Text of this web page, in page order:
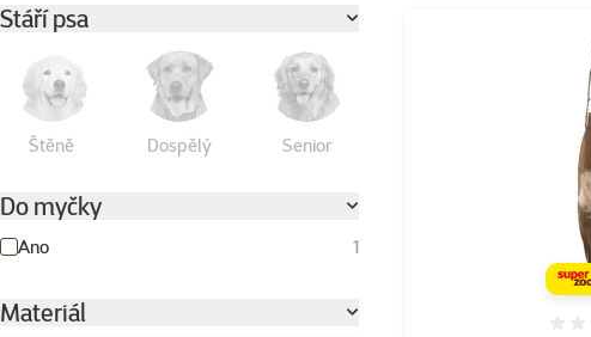
Stáří psa
Štěně Dospělý Senior
Do myčky
Ano 1
Materiál